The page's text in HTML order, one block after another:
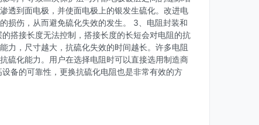
透到面电极，并使面电极上的银发生硫化。改进电
损伤，从而避免硫化失效的发生。 3、电阻封装和
搭接长度无法控制，搭接长度的长短会对电阻的抗
力，尺寸越大，抗硫化失效的时间越长。许多电阻
硫化能力。用户在选择电阻时可以直接选用制造商
备的可靠性，更换抗硫化电阻也是非常有效的方